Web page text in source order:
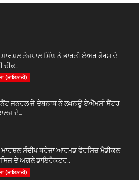
ਤੇਜਪਾਲ ਸਿੰਘ ਨੇ ਭਾਰਤੀ ਏਅਰ ਫੋਰਸ ਦੇ
ਚੀਫ਼...
(ਤਾਇਨਾਤੀ)
ਜਨਰਲ ਜੇ. ਦੇਬਨਾਥ ਨੇ ਲਖਨਊ ਏਐੱਮਸੀ ਸੈਂਟਰ
ਦੇ...
ਸੰਦੀਪ ਥਰੇਜਾ ਆਰਮਡ ਫੋਰਸਿਜ਼ ਮੈਡੀਕਲ
ਦੇ ਅਗਲੇ ਡਾਇਰੈਕਟਰ...
(ਤਾਇਨਾਤੀ)